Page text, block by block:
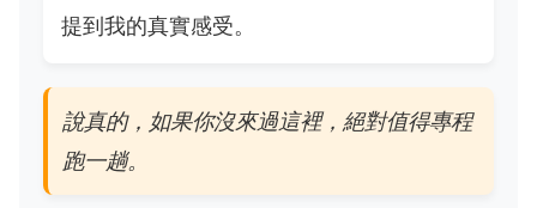
提到我的真實感受。
說真的，如果你沒來過這裡，絕對值得專程
跑一趟。